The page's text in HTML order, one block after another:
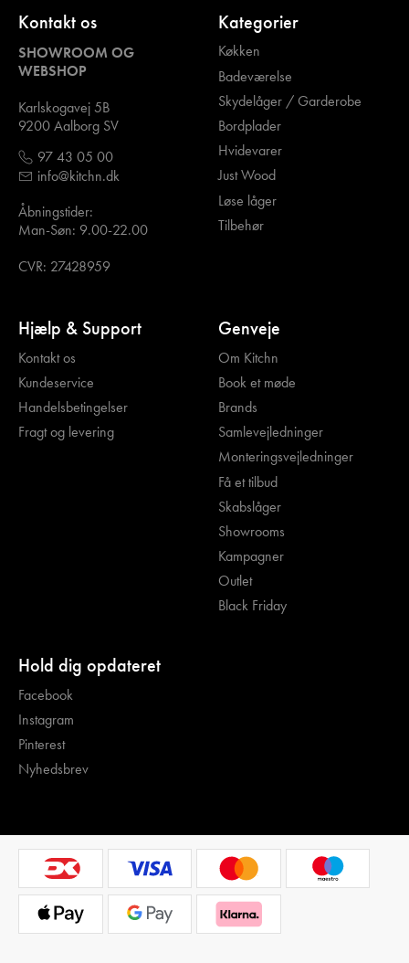
Kontakt os
SHOWROOM OG
WEBSHOP
Karlskogavej 5B
9200 Aalborg SV
97 43 05 00
info@kitchn.dk
Åbningstider:
Man-Søn: 9.00-22.00
CVR: 27428959
Kategorier
Køkken
Badeværelse
Skydelåger / Garderobe
Bordplader
Hvidevarer
Just Wood
Løse låger
Tilbehør
Hjælp & Support
Kontakt os
Kundeservice
Handelsbetingelser
Fragt og levering
Genveje
Om Kitchn
Book et møde
Brands
Samlevejledninger
Monteringsvejledninger
Få et tilbud
Skabslåger
Showrooms
Kampagner
Outlet
Black Friday
Hold dig opdateret
Facebook
Instagram
Pinterest
Nyhedsbrev